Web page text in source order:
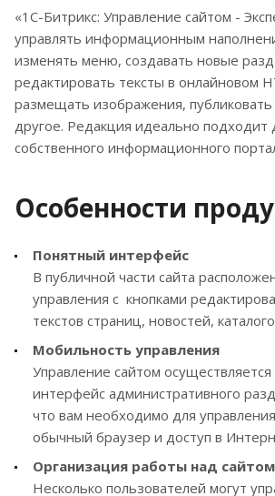
«1С-Битрикс: Управление сайтом -
управлять информационным
изменять меню, создавать новые
редактировать тексты в онлайновом
размещать изображения,
другое. Редакция идеально подходит
собственного информационного
Особенности
Понятный интерфейс
В публичной части сайта
управления с кнопками
текстов страниц, новостей,
Мобильность управления
Управление сайтом
интерфейс административного
что вам необходимо для
обычный браузер и доступ в
Организация работы над сайтом
Несколько пользователей могут